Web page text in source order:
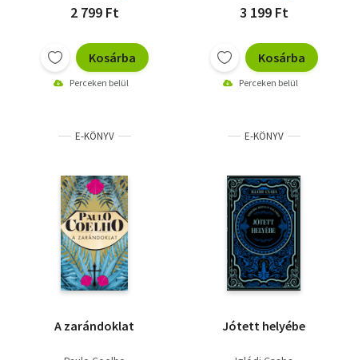
2 799 Ft
Kosárba
Perceken belül
3 199 Ft
Kosárba
Perceken belül
E-KÖNYV
A zarándoklat
E-KÖNYV
Jótett helyébe